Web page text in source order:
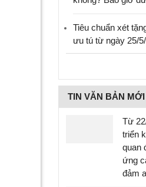
Tiêu chuẩn xét
ưu tú từ ngày 25/
TIN VĂN BẢN MỚI
Từ
triển
quan
ứng
đảm